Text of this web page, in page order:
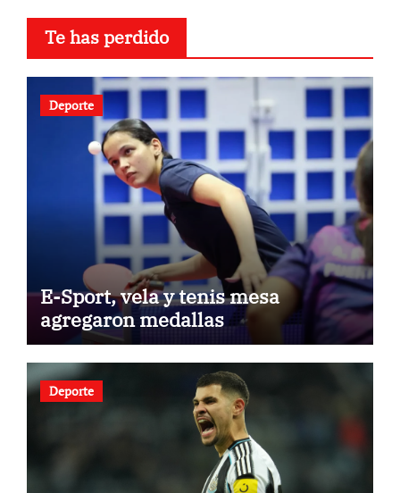
Te has perdido
Deporte
E-Sport, vela y tenis mesa
agregaron medallas
Deporte